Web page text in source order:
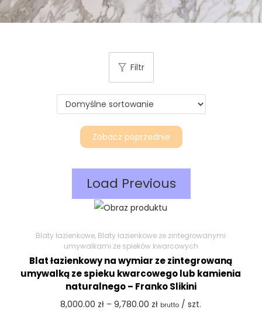
Zobacz poprzednie
Filtr
Load Previous
Blaty łazienkowe, Blaty łazienkowe ze zintegrowanymi
umywalkami ze spieków kwarcowych
Blat łazienkowy na wymiar ze zintegrowaną
umywalką ze spieku kwarcowego lub kamienia
naturalnego – Franko Slikini
8,000.00 zł – 9,780.00 zł brutto / szt.